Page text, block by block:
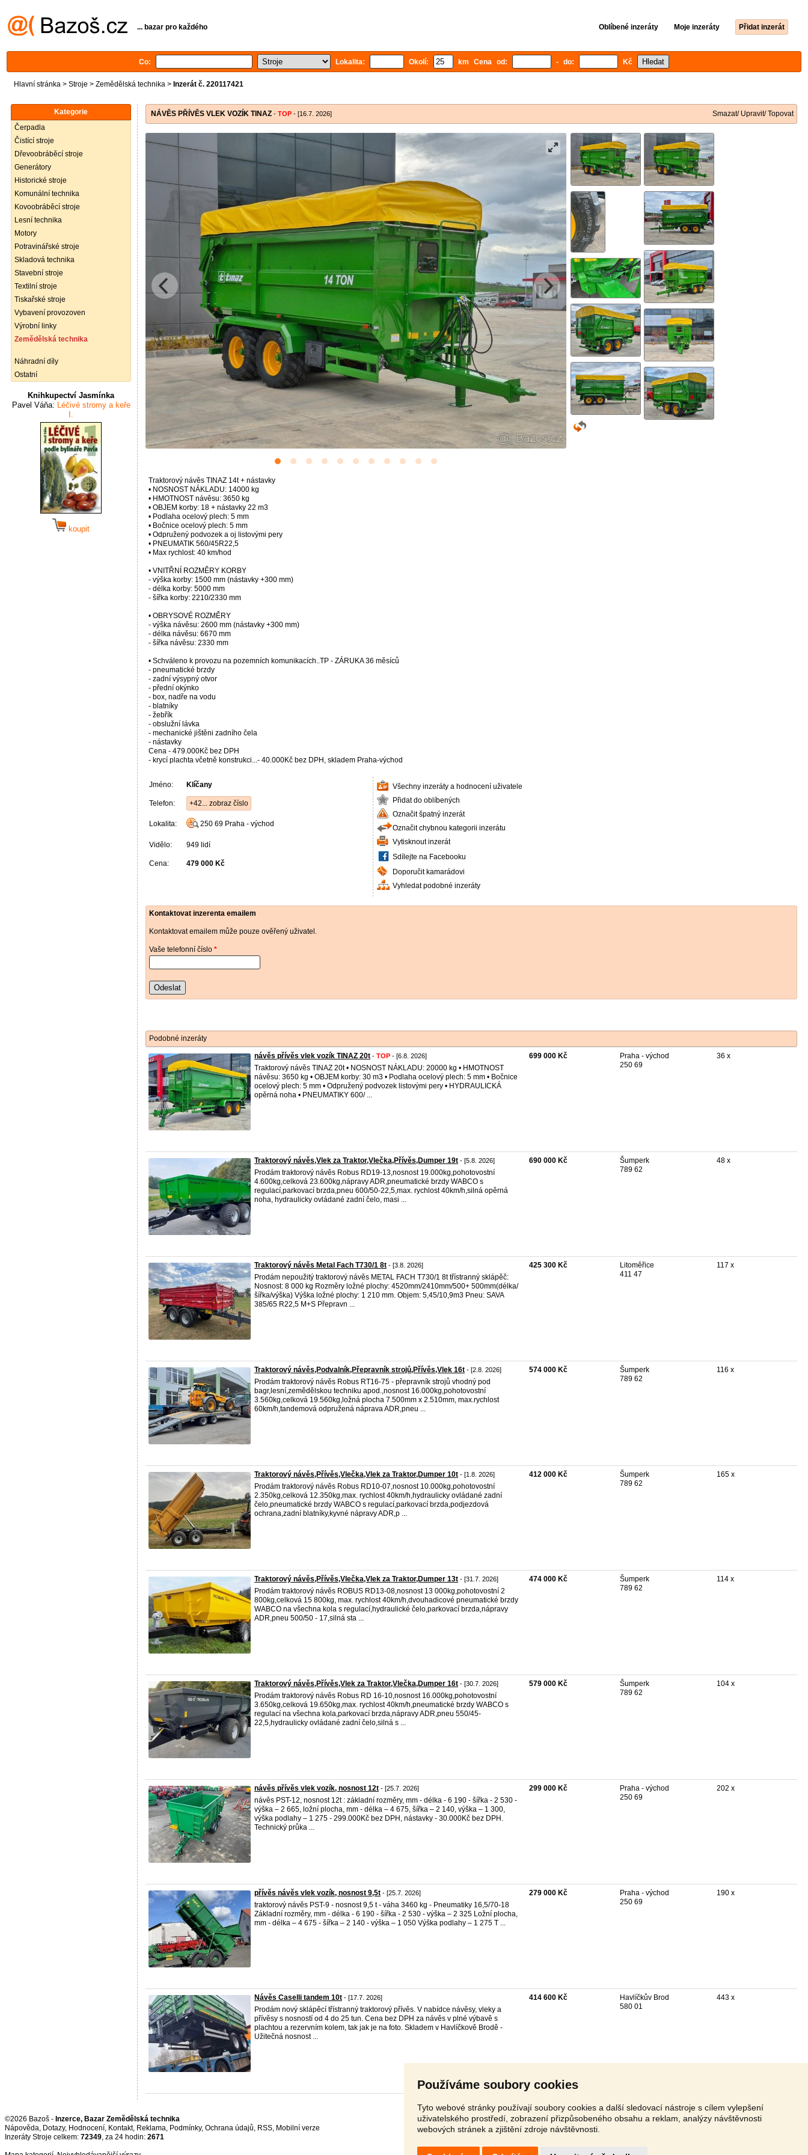
Používáme soubory cookies
Tyto webové stránky používají soubory cookies a další sledovací nástroje s cílem vylepšení
uživatelského prostředí, zobrazení přizpůsobeného obsahu a reklam, analýzy návštěvnosti
webových stránek a zjištění zdroje návštěvnosti.
... bazar pro každého Oblíbené inzeráty Moje inzeráty Přidat inzerát
Co: Lokalita: Okolí: km Cena od: - do: Kč
Hlavní stránka > Stroje > Zemědělská technika > Inzerát č. 220117421
Kategorie
Čerpadla
Čistící stroje
Dřevoobráběcí stroje
Generátory
Historické stroje
Komunální technika
Kovoobráběcí stroje
Lesní technika
Motory
Potravinářské stroje
Skladová technika
Stavební stroje
Textilní stroje
Tiskařské stroje
Vybavení provozoven
Výrobní linky
Zemědělská technika
Náhradní díly
Ostatní
Knihkupectví Jasmínka
Pavel Váňa: Léčivé stromy a keře
I.
koupit
NÁVĚS PŘÍVĚS VLEK VOZÍK TINAZ - TOP - [16.7. 2026] Smazat/ Upravit/ Topovat
Traktorový návěs TINAZ 14t + nástavky
• NOSNOST NÁKLADU: 14000 kg
• HMOTNOST návěsu: 3650 kg
• OBJEM korby: 18 + nástavky 22 m3
• Podlaha ocelový plech: 5 mm
• Bočnice ocelový plech: 5 mm
• Odpružený podvozek a oj listovými pery
• PNEUMATIK 560/45R22,5
• Max rychlost: 40 km/hod
• VNITŘNÍ ROZMĚRY KORBY
- výška korby: 1500 mm (nástavky +300 mm)
- délka korby: 5000 mm
- šířka korby: 2210/2330 mm
• OBRYSOVÉ ROZMĚRY
- výška návěsu: 2600 mm (nástavky +300 mm)
- délka návěsu: 6670 mm
- šířka návěsu: 2330 mm
• Schváleno k provozu na pozemních komunikacích..TP - ZÁRUKA 36 měsíců
- pneumatické brzdy
- zadní výsypný otvor
- přední okýnko
- box, nadře na vodu
- blatníky
- žebřík
- obslužní lávka
- mechanické jištěni zadního čela
- nástavky
Cena - 479.000Kč bez DPH
- krycí plachta včetně konstrukci...- 40.000Kč bez DPH, skladem Praha-východ
Jméno: Klíčany
Telefon: +42... zobraz číslo
Lokalita: 250 69 Praha - východ
Vidělo: 949 lidí
Cena: 479 000 Kč
Všechny inzeráty a hodnocení uživatele
Přidat do oblíbených
Označit špatný inzerát
Označit chybnou kategorii inzerátu
Vytisknout inzerát
Sdílejte na Facebooku
Doporučit kamarádovi
Vyhledat podobné inzeráty
Kontaktovat inzerenta emailem
Kontaktovat emailem může pouze ověřený uživatel.
Vaše telefonní číslo *
Odeslat
Podobné inzeráty
návěs přívěs vlek vozík TINAZ 20t - TOP - [6.8. 2026]
Traktorový návěs TINAZ 20t • NOSNOST NÁKLADU: 20000 kg • HMOTNOST
návěsu: 3650 kg • OBJEM korby: 30 m3 • Podlaha ocelový plech: 5 mm • Bočnice
ocelový plech: 5 mm • Odpružený podvozek listovými pery • HYDRAULICKÁ
opěrná noha • PNEUMATIKY 600/ ...
699 000 Kč
Praha - východ
250 69
36 x
Traktorový návěs,Vlek za Traktor,Vlečka,Přívěs,Dumper 19t - [5.8. 2026]
Prodám traktorový návěs Robus RD19-13,nosnost 19.000kg,pohotovostní
4.600kg,celková 23.600kg,nápravy ADR,pneumatické brzdy WABCO s
regulací,parkovací brzda,pneu 600/50-22,5,max. rychlost 40km/h,silná opěrná
noha, hydraulicky ovládané zadní čelo, masi ...
690 000 Kč
Šumperk
789 62
48 x
Traktorový návěs Metal Fach T730/1 8t - [3.8. 2026]
Prodám nepoužitý traktorový návěs METAL FACH T730/1 8t třístranný sklápěč:
Nosnost: 8 000 kg Rozměry ložné plochy: 4520mm/2410mm/500+ 500mm(délka/
šířka/výška) Výška ložné plochy: 1 210 mm. Objem: 5,45/10,9m3 Pneu: SAVA
385/65 R22,5 M+S Přepravn ...
425 300 Kč
Litoměřice
411 47
117 x
Traktorový návěs,Podvalník,Přepravník strojů,Přívěs,Vlek 16t - [2.8. 2026]
Prodám traktorový návěs Robus RT16-75 - přepravník strojů vhodný pod
bagr,lesní,zemědělskou techniku apod.,nosnost 16.000kg,pohotovostní
3.560kg,celková 19.560kg,ložná plocha 7.500mm x 2.510mm, max.rychlost
60km/h,tandemová odpružená náprava ADR,pneu ...
574 000 Kč
Šumperk
789 62
116 x
Traktorový návěs,Přívěs,Vlečka,Vlek za Traktor,Dumper 10t - [1.8. 2026]
Prodám traktorový návěs Robus RD10-07,nosnost 10.000kg,pohotovostní
2.350kg,celková 12.350kg,max. rychlost 40km/h,hydraulicky ovládané zadní
čelo,pneumatické brzdy WABCO s regulací,parkovací brzda,podjezdová
ochrana,zadní blatníky,kyvné nápravy ADR,p ...
412 000 Kč
Šumperk
789 62
165 x
Traktorový návěs,Přívěs,Vlečka,Vlek za Traktor,Dumper 13t - [31.7. 2026]
Prodám traktorový návěs ROBUS RD13-08,nosnost 13 000kg,pohotovostní 2
800kg,celková 15 800kg, max. rychlost 40km/h,dvouhadicové pneumatické brzdy
WABCO na všechna kola s regulací,hydraulické čelo,parkovací brzda,nápravy
ADR,pneu 500/50 - 17,silná sta ...
474 000 Kč
Šumperk
789 62
114 x
Traktorový návěs,Přívěs,Vlek za Traktor,Vlečka,Dumper 16t - [30.7. 2026]
Prodám traktorový návěs Robus RD 16-10,nosnost 16.000kg,pohotovostní
3.650kg,celková 19.650kg,max. rychlost 40km/h,pneumatické brzdy WABCO s
regulací na všechna kola,parkovací brzda,nápravy ADR,pneu 550/45-
22,5,hydraulicky ovládané zadní čelo,silná s ...
579 000 Kč
Šumperk
789 62
104 x
návěs přívěs vlek vozík, nosnost 12t - [25.7. 2026]
návěs PST-12, nosnost 12t : základní rozměry, mm - délka - 6 190 - šířka - 2 530 -
výška – 2 665, ložní plocha, mm - délka – 4 675, šířka – 2 140, výška – 1 300,
výška podlahy – 1 275 - 299.000Kč bez DPH, nástavky - 30.000Kč bez DPH.
Technický průka ...
299 000 Kč
Praha - východ
250 69
202 x
přívěs návěs vlek vozík, nosnost 9,5t - [25.7. 2026]
traktorový návěs PST-9 - nosnost 9,5 t - váha 3460 kg - Pneumatiky 16,5/70-18
Základní rozměry, mm - délka - 6 190 - šířka - 2 530 - výška – 2 325 Ložní plocha,
mm - délka – 4 675 - šířka – 2 140 - výška – 1 050 Výška podlahy – 1 275 T ...
279 000 Kč
Praha - východ
250 69
190 x
Návěs Caselli tandem 10t - [17.7. 2026]
Prodám nový sklápěcí třístranný traktorový přívěs. V nabídce návěsy, vleky a
přívěsy s nosností od 4 do 25 tun. Cena bez DPH za návěs v plné výbavě s
plachtou a rezervním kolem, tak jak je na foto. Skladem v Havlíčkově Brodě -
Užitečná nosnost ...
414 600 Kč
Havlíčkův Brod
580 01
443 x
©2026 Bazoš - Inzerce, Bazar Zemědělská technika
Nápověda, Dotazy, Hodnocení, Kontakt, Reklama, Podmínky, Ochrana údajů, RSS,
Inzeráty Stroje celkem: 72349, za 24 hodin: 2671